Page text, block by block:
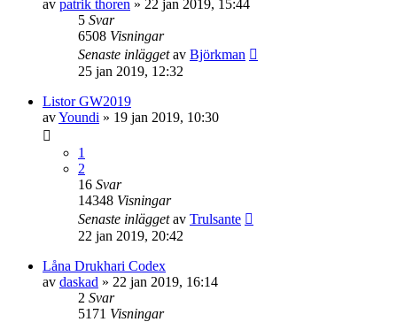
av patrik thoren » 22 jan 2019, 15:44
5 Svar
6508 Visningar
Senaste inläggetav Björkman
25 jan 2019, 12:32
Listor GW2019
avYoundi » 19 jan 2019, 10:30
1
2
16 Svar
14348 Visningar
Senaste inläggetav Trulsante
22 jan 2019, 20:42
Låna Drukhari Codex
av daskad » 22 jan 2019, 16:14
2 Svar
5171 Visningar